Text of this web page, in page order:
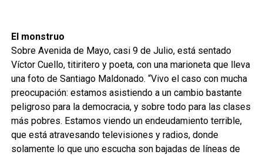
El monstruo
Sobre Avenida de Mayo, casi 9 de Julio, está sentado
Víctor Cuello, titiritero y poeta, con una marioneta que lleva
una foto de Santiago Maldonado. “Vivo el caso con mucha
preocupación: estamos asistiendo a un cambio bastante
peligroso para la democracia, y sobre todo para las clases
más pobres. Estamos viendo un endeudamiento terrible,
que está atravesando televisiones y radios, donde
solamente lo que uno escucha son bajadas de líneas de